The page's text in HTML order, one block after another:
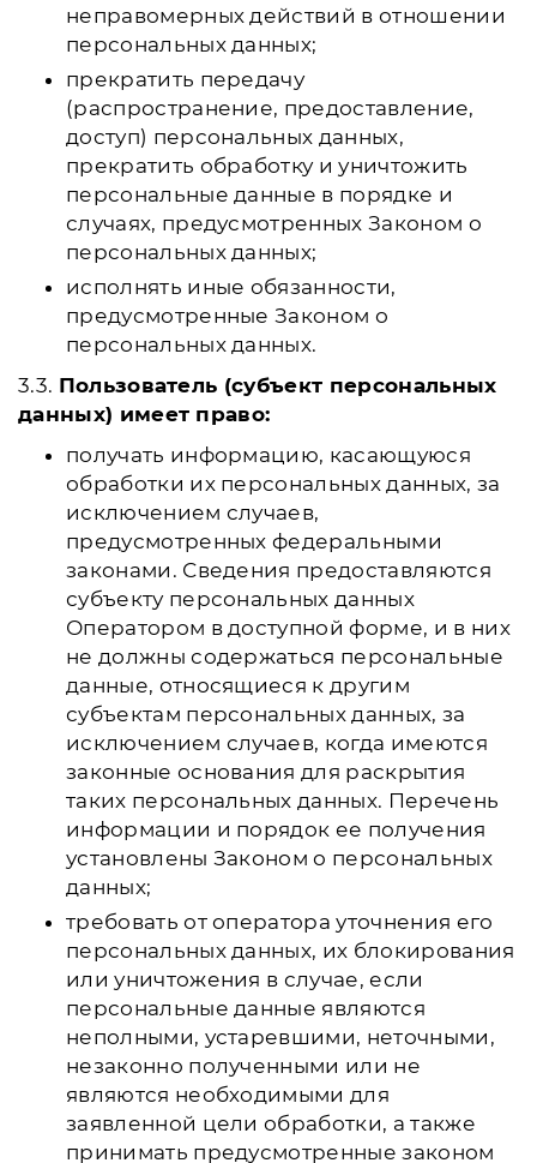
неправомерных действий в отношении
персональных данных;
прекратить передачу
(распространение, предоставление,
доступ) персональных данных,
прекратить обработку и уничтожить
персональные данные в порядке и
случаях, предусмотренных Законом о
персональных данных;
исполнять иные обязанности,
предусмотренные Законом о
персональных данных.
3.3. Пользователь (субъект персональных
данных) имеет право:
получать информацию, касающуюся
обработки их персональных данных, за
исключением случаев,
предусмотренных федеральными
законами. Сведения предоставляются
субъекту персональных данных
Оператором в доступной форме, и в них
не должны содержаться персональные
данные, относящиеся к другим
субъектам персональных данных, за
исключением случаев, когда имеются
законные основания для раскрытия
таких персональных данных. Перечень
информации и порядок ее получения
установлены Законом о персональных
данных;
требовать от оператора уточнения его
персональных данных, их блокирования
или уничтожения в случае, если
персональные данные являются
неполными, устаревшими, неточными,
незаконно полученными или не
являются необходимыми для
заявленной цели обработки, а также
принимать предусмотренные законом